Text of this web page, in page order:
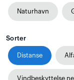
Naturhavn
Sorter
Distanse
Vindbeskyttelse